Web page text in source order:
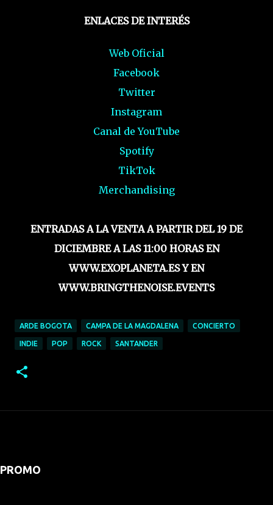
ENLACES DE INTERÉS
Web Oficial
Facebook
Twitter
Instagram
Canal de YouTube
Spotify
TikTok
Merchandising
ENTRADAS A LA VENTA A PARTIR DEL 19 DE
DICIEMBRE A LAS 11:00 HORAS EN
WWW.EXOPLANETA.ES Y EN
WWW.BRINGTHENOISE.EVENTS
ARDE BOGOTA CAMPA DE LA MAGDALENA CONCIERTO
INDIE POP ROCK SANTANDER
PROMO